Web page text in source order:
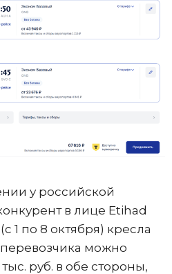
у российской
в лице Etihad
1 по 8 октября) кресла
перевозчика можно
руб. в обе стороны,